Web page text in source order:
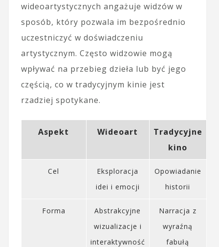
wideoartystycznych angażuje widzów w
sposób, który pozwala im bezpośrednio
uczestniczyć w doświadczeniu
artystycznym. Często widzowie mogą
wpływać na przebieg dzieła lub być jego
częścią, co w tradycyjnym kinie jest
rzadziej spotykane.
Aspekt Wideoart
Tradycyjne
kino
Cel
Eksploracja
idei i emocji
Opowiadanie
historii
Forma
Abstrakcyjne
wizualizacje i
interaktywność
Narracja z
wyraźną
fabułą